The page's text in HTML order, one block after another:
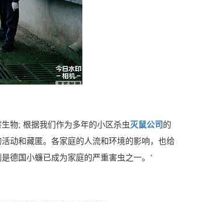
物; 根据我们作为多年的小区杀虫灭鼠公司 的
动和藏匿。各家庭的人流和环境的影响，也给
德国小蠊已成为家庭的严重害虫之一。‘